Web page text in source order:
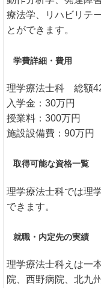
療法学、リハビリテ
とができます。
学費詳細・費用
理学療法士科 総額
入学金：30万円
授業料：300万円
施設設備費：90万円
取得可能な資格一覧
理学療法士科では理
できます。
就職・内定先の実績
理学療法士科えは一
院、西野病院、北九